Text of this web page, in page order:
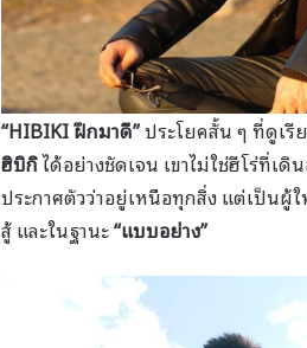
“HIBIKI ฝึกมาดี”ประโยคสั้น ๆ ที่ดูเ
ฮิบิกิได้อย่างชัดเจน เขาไม่ใช่ฮีโร่ที่เ
ประกาศตัวว่าอยู่เหนือทุกสิ่ง แต่เป็น
สู้ และในฐานะ“แบบอย่าง”